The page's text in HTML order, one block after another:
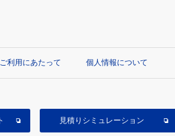
ご利用にあたって 個人情報について
見積り シミュレーション